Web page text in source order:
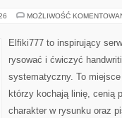
MOŻLIWOŚĆ
Elfiki777 to inspirujący
rysować i ćwiczyć
systematyczny. To
którzy kochają linię, cenią
charakter w rysunku oraz